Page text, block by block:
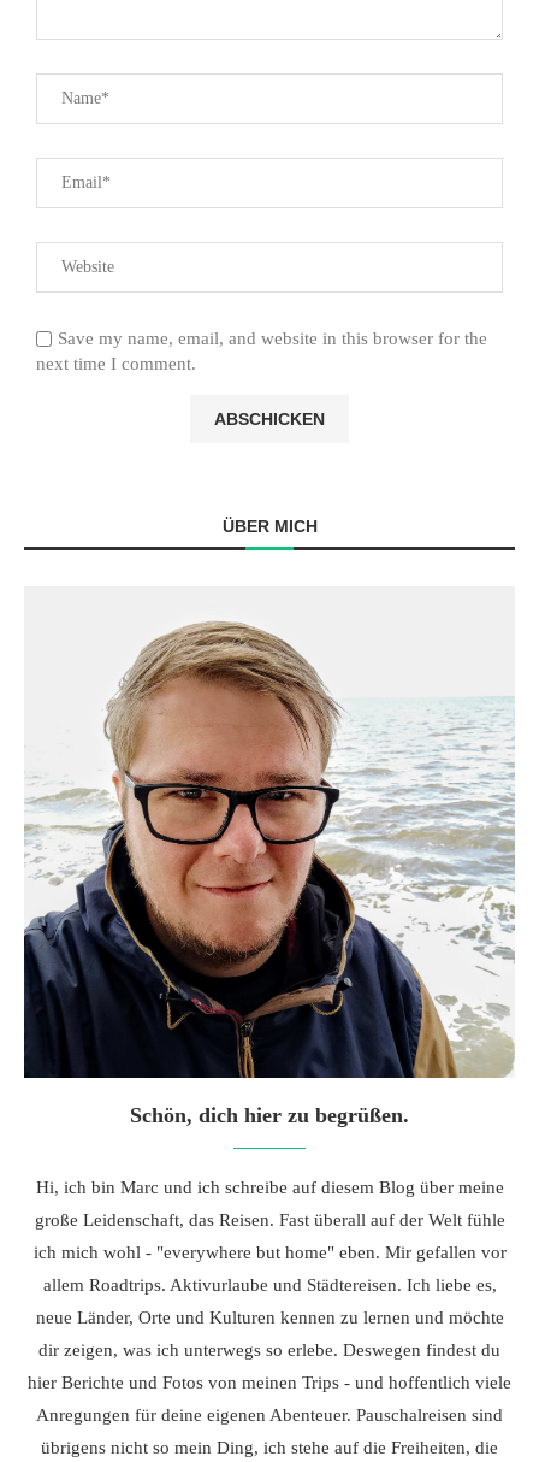
Save my name, email, and website in this browser for the
next time I comment.
ÜBER MICH
Schön, dich hier zu begrüßen.
Hi, ich bin Marc und ich schreibe auf diesem Blog über meine
große Leidenschaft, das Reisen. Fast überall auf der Welt fühle
ich mich wohl - "everywhere but home" eben. Mir gefallen vor
allem Roadtrips. Aktivurlaube und Städtereisen. Ich liebe es,
neue Länder, Orte und Kulturen kennen zu lernen und möchte
dir zeigen, was ich unterwegs so erlebe. Deswegen findest du
hier Berichte und Fotos von meinen Trips - und hoffentlich viele
Anregungen für deine eigenen Abenteuer. Pauschalreisen sind
übrigens nicht so mein Ding, ich stehe auf die Freiheiten, die